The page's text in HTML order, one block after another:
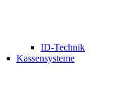
ID-Technik
Kassensysteme